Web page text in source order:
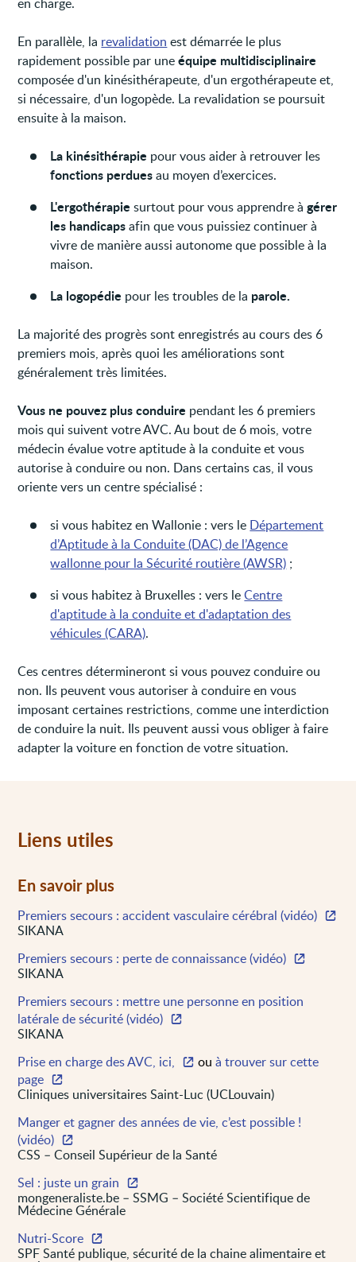
En parallèle, la revalidation est démarrée le plus
rapidement possible par uneéquipe multidisciplinaire
composée d'un kinésithérapeute, d'un ergothérapeute et,
si nécessaire, d'un logopède. La revalidation se poursuit
ensuite à la maison.
La kinésithérapie pour vous aider à retrouver les
fonctions perduesau moyen d’exercices.
L'ergothérapie surtout pour vous apprendre àgérer
les handicapsafin que vous puissiez continuer à
vivre de manière aussi autonome que possible à la
maison.
La logopédie pour les troubles de la parole.
La majorité des progrès sont enregistrés au cours des 6
premiers mois, après quoi les améliorations sont
généralement très limitées.
Vous ne pouvez plus conduire pendant les 6 premiers
mois qui suivent votre AVC. Au bout de 6 mois, votre
médecin évalue votre aptitude à la conduite et vous
autorise à conduire ou non. Dans certains cas, il vous
oriente vers un centre spécialisé :
si vous habitez en Wallonie : vers le Département
d’Aptitude à la Conduite (DAC) de l’Agence
wallonne pour la Sécurité routière (AWSR) ;
si vous habitez à Bruxelles : vers leCentre
d'aptitude à la conduite et d'adaptation des
véhicules (CARA).
Ces centres détermineront si vous pouvez conduire ou
non. Ils peuvent vous autoriser à conduire en vous
imposant certaines restrictions, comme une interdiction
de conduire la nuit. Ils peuvent aussi vous obliger à faire
adapter la voiture en fonction de votre situation.
Liens utiles
En savoir plus
Premiers secours : accident vasculaire cérébral (vidéo)
SIKANA
Premiers secours : perte de connaissance (vidéo)
SIKANA
Premiers secours : mettre une personne en position
latérale de sécurité (vidéo)
SIKANA
Prise en charge des AVC, ici,
ouà trouver sur cette
page
Cliniques universitaires Saint-Luc (UCLouvain)
Manger et gagner des années de vie, c’est possible !
(vidéo)
CSS – Conseil Supérieur de la Santé
Sel : juste un grain
mongeneraliste.be – SSMG – Société Scientifique de
Médecine Générale
Nutri-Score
SPF Santé publique, sécurité de la chaine alimentaire et